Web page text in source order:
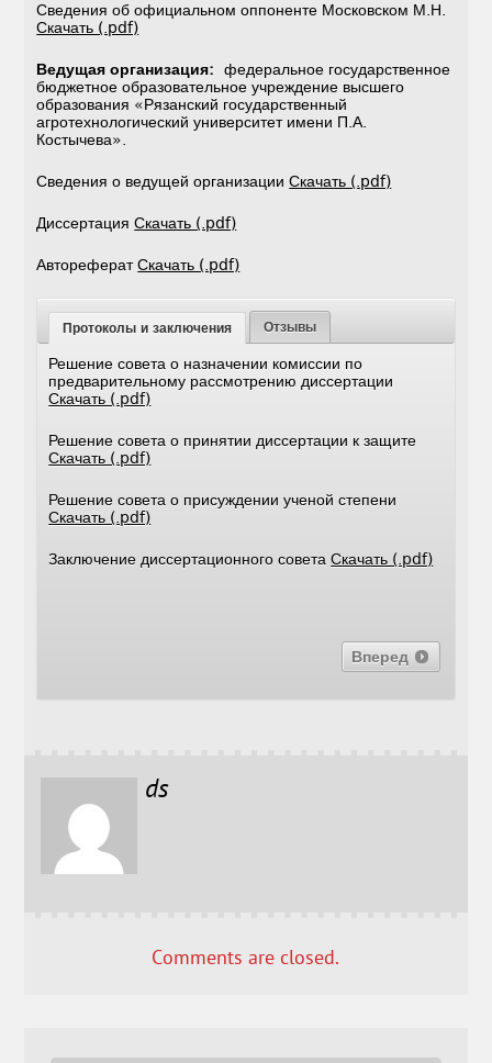
Сведения об официальном оппоненте Московском М.Н.
Скачать (.pdf)
Ведущая организация:федеральное государственное
бюджетное образовательное учреждение высшего
образования «Рязанский государственный
агротехнологический университет имени П.А.
Костычева».
Сведения о ведущей организацииСкачать (.pdf)
ДиссертацияСкачать (.pdf)
АвторефератСкачать (.pdf)
Протоколы и заключения Отзывы
Решение совета о назначении комиссии по
предварительному рассмотрению диссертации
Скачать (.pdf)
Решение совета о принятии диссертации к защите
Скачать (.pdf)
Решение совета о присуждении ученой степени
Скачать (.pdf)
Заключение диссертационного советаСкачать (.pdf)
Вперед
ds
Comments are closed.